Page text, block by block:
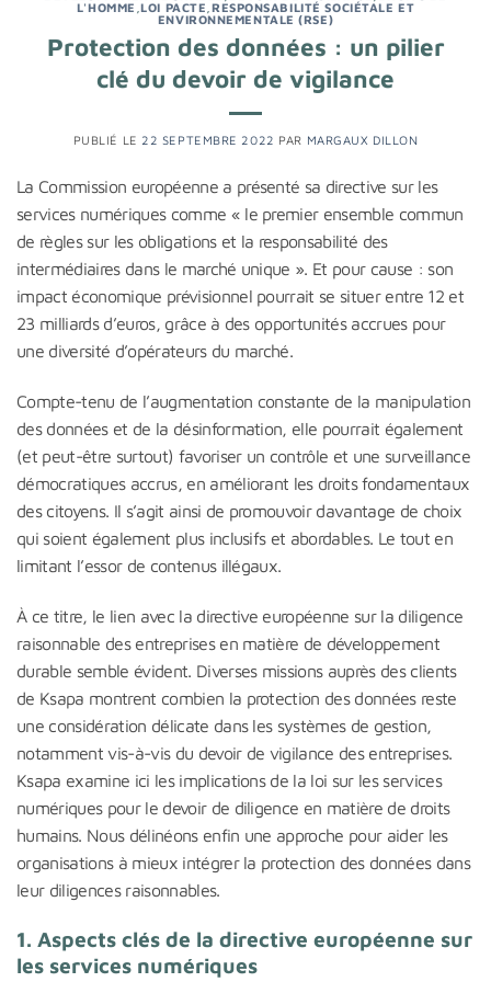
L'HOMME ,LOI PACTE RESPONSABILITÉ SOCIÉTALE ET
ENVIRONNEMENTALE (RSE)
Protection des données : un pilier
clé du devoir de vigilance
PUBLIÉ LE 22 SEPTEMBRE 2022 PAR MARGAUX DILLON
La Commission européenne a présenté sa directive sur les
services numériques comme « le premier ensemble commun
de règles sur les obligations et la responsabilité des
intermédiaires dans le marché unique ». Et pour cause : son
impact économique prévisionnel pourrait se situer entre 12 et
23 milliards d’euros, grâce à des opportunités accrues pour
une diversité d’opérateurs du marché.
Compte-tenu de l’augmentation constante de la manipulation
des données et de la désinformation, elle pourrait également
(et peut-être surtout) favoriser un contrôle et une surveillance
démocratiques accrus, en améliorant les droits fondamentaux
des citoyens. Il s’agit ainsi de promouvoir davantage de choix
qui soient également plus inclusifs et abordables. Le tout en
limitant l’essor de contenus illégaux.
À ce titre, le lien avec la directive européenne sur la diligence
raisonnable des entreprises en matière de développement
durable semble évident. Diverses missions auprès des clients
de Ksapa montrent combien la protection des données reste
une considération délicate dans les systèmes de gestion,
notamment vis-à-vis du devoir de vigilance des entreprises.
Ksapa examine ici les implications de la loi sur les services
numériques pour le devoir de diligence en matière de droits
humains. Nous délinéons enfin une approche pour aider les
organisations à mieux intégrer la protection des données dans
leur diligences raisonnables.
1. Aspects clés de la directive européenne sur
les services numériques